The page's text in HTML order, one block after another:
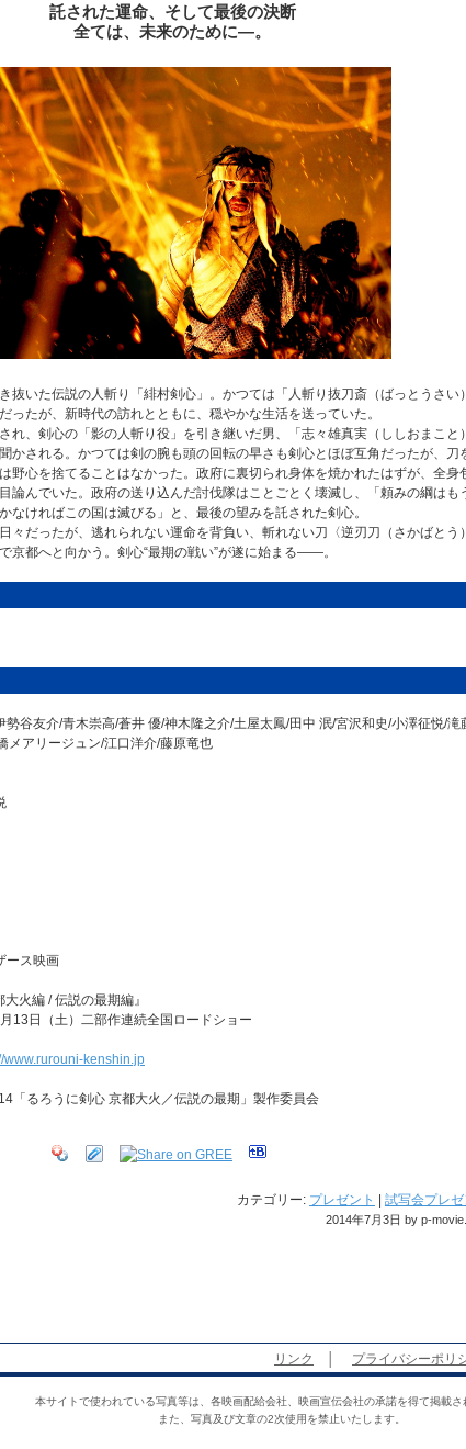
託された運命、そして最後の決断
全ては、未来のために―。
抜いた伝説の人斬り「緋村剣心」。かつては「人斬り抜刀斎（ばっとうさい
ったが、新時代の訪れとともに、穏やかな生活を送っていた。
れ、剣心の「影の人斬り役」を引き継いだ男、「志々雄真実（ししおまこと
かされる。かつては剣の腕も頭の回転の早さも剣心とほぼ互角だったが、刀
野心を捨てることはなかった。政府に裏切られ身体を焼かれたはずが、全身
論んでいた。政府の送り込んだ討伐隊はことごとく壊滅し、「頼みの綱はも
なければこの国は滅びる」と、最後の望みを託された剣心。
々だったが、逃れられない運命を背負い、斬れない刀〈逆刃刀（さかばとう
京都へと向かう。剣心“最期の戦い”が遂に始まる――。
勢谷友介/青木崇高/蒼井 優/神木隆之介/土屋太鳳/田中 泯/宮沢和史/小澤征悦/滝
メアリージュン/江口洋介/藤原竜也
ース映画
火編 / 伝説の最期編』
13日（土）二部作連続全国ロードショー
www.rurouni-kenshin.jp
「るろうに剣心 京都大火／伝説の最期」製作委員会
カテゴリー: プレゼント 試写会プレゼ
2014年7月3日 by p-
リンク プライバシーポリ
本サイトで使われている写真等は、各映画配給会社、映画宣伝会社の承諾を得て掲載さ
また、写真及び文章の2次使用を禁止いたします。